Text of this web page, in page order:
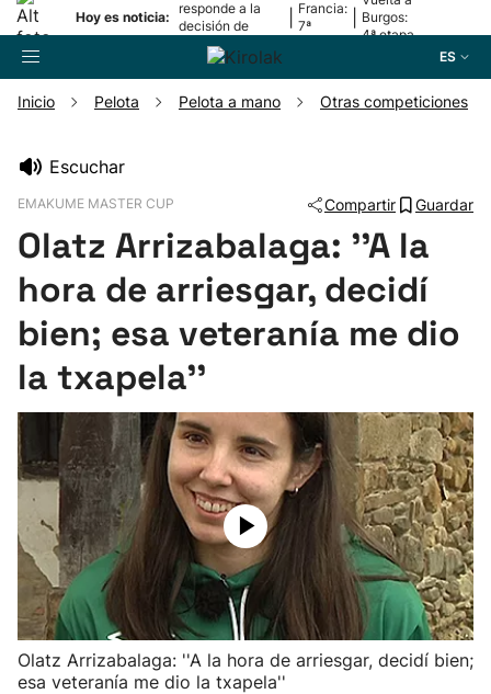
Hoy es noticia:
responde a la
decisión de
Oriamendi
Francia:
7ª
Burgos:
4ª etapa
ES
Pelota
Remo
Ciclismo
Herri-kirolak
Balonmano
Kirolak 360
Inicio Pelota Pelota a mano Otras competiciones
Escuchar
EMAKUME MASTER CUP Compartir Guardar
Olatz Arrizabalaga: ''A la
hora de arriesgar, decidí
bien; esa veteranía me dio
la txapela''
Olatz Arrizabalaga: ''A la hora de arriesgar, decidí bien;
esa veteranía me dio la txapela''